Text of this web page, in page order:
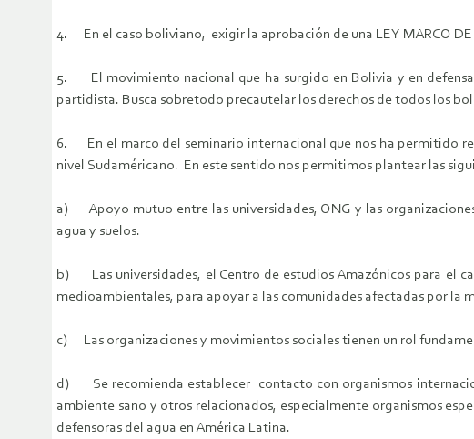
4. En el caso boliviano, exigir la aprobación de una LEY MARCO
5. El movimiento nacional que ha surgido en Bolivia y en
partidista. Busca sobretodo precautelar los derechos de todos los
6. En el marco del seminario internacional que nos ha permitido
nivel Sudaméricano. En este sentido nos permitimos plantear las
a) Apoyo mutuo entre las universidades, ONG y las
agua y suelos.
b) Las universidades, el Centro de estudios Amazónicos para el
medioambientales, para apoyar a las comunidades afectadas por la
c) Las organizaciones y movimientos sociales tienen un rol
d) Se recomienda establecer contacto con organismos
ambiente sano y otros relacionados, especialmente organismos
defensoras del agua en América Latina.